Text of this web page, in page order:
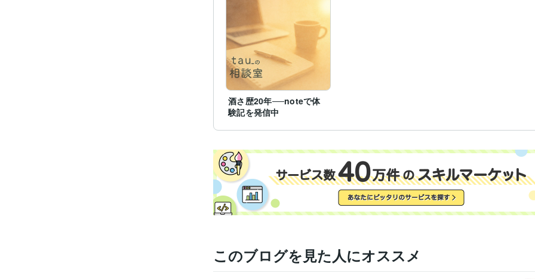
酒さ歴20年──noteで体
験記を発信中
このブログを見た人にオススメ